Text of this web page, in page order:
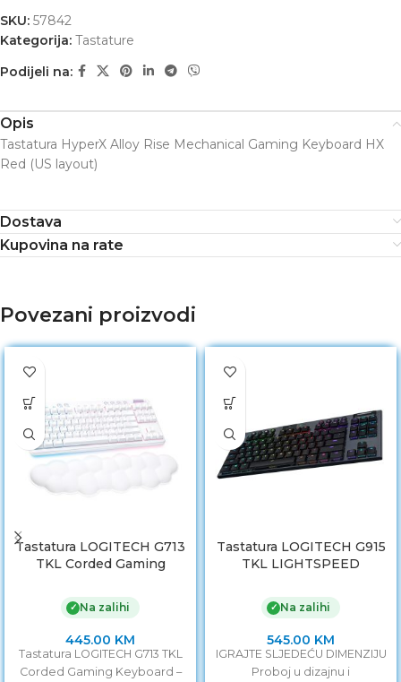
SKU: 57842
Kategorija: Tastature
Podijeli na:
Opis
Tastatura HyperX Alloy Rise Mechanical Gaming Keyboard HX
Red (US layout)
Dostava
Kupovina na rate
Povezani proizvodi
Tastatura LOGITECH G713
TKL Corded Gaming
USB – US INTL
✓ Na zalihi
445.00 KM
Tastatura LOGITECH G713 TKL
Corded Gaming Keyboard –
Tastatura LOGITECH G915
TKL LIGHTSPEED
Gaming Keyboard –
CARBON – US INT”L –
TACTILE
✓ Na zalihi
545.00 KM
IGRAJTE SLJEDEĆU DIMENZIJU
Proboj u dizajnu i